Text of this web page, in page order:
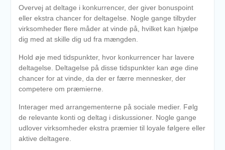
Overvej at deltage i konkurrencer, der giver bonuspoint
eller ekstra chancer for deltagelse. Nogle gange tilbyder
virksomheder flere måder at vinde på, hvilket kan hjælpe
dig med at skille dig ud fra mængden.
Hold øje med tidspunkter, hvor konkurrencer har lavere
deltagelse. Deltagelse på disse tidspunkter kan øge dine
chancer for at vinde, da der er færre mennesker, der
competere om præmierne.
Interager med arrangementerne på sociale medier. Følg
de relevante konti og deltag i diskussioner. Nogle gange
udlover virksomheder ekstra præmier til loyale følgere eller
aktive deltagere.